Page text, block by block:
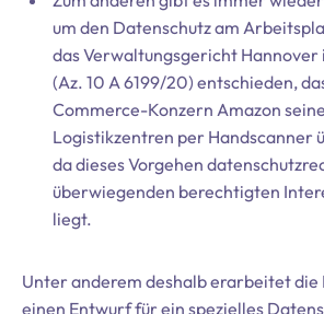
um den Datenschutz am
das Verwaltungsgericht
(Az. 10 A 6199/20) entschieden,
Commerce-Konzern Amazon
Logistikzentren per Handscanner
da dieses Vorgehen
überwiegenden berechtigten
liegt.
Unter anderem deshalb erarbeitet die
einen Entwurf für ein spezielles